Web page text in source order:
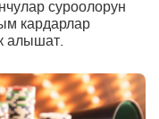
суроолорун
кардарлар
алышат.